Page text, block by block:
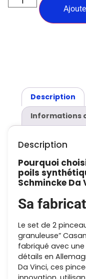
Description
Informations
Description
Pourquoi
poils
Schmincke Da
Sa
Le set de 2
granuleuse”
fabriqué avec
détails en
Da Vinci, ces